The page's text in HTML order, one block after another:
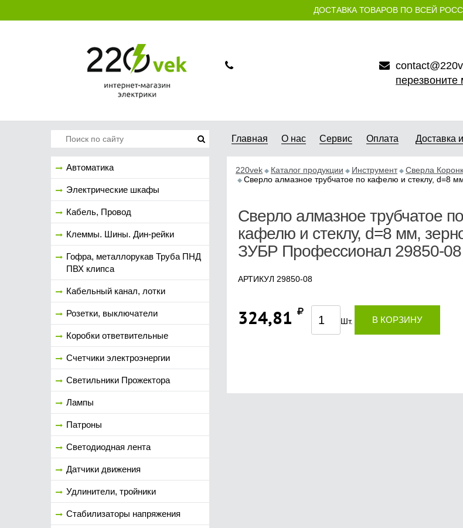
ДОСТАВКА ТОВАРОВ ПО ВСЕЙ
перезвоните
Автоматика
Электрические шкафы
Кабель, Провод
Клеммы. Шины. Дин-рейки
Гофра, металлорукав Труба ПНД
ПВХ клипса
Кабельный канал, лотки
Розетки, выключатели
Коробки ответвительные
Счетчики электроэнергии
Светильники Прожектора
Лампы
Патроны
Светодиодная лента
Датчики движения
Удлинители, тройники
Стабилизаторы напряжения
Главная О нас Сервис Оплата Доставка
220vek Каталог продукции Инструмент Сверла
Сверло алмазное трубчатое по кафелю и стеклу, d=8
Сверло алмазное трубчатое по
кафелю и стеклу, d=8 мм,
ЗУБР Профессионал 29850-08
АРТИКУЛ 29850-08
324,81 Шт. В КОРЗИНУ